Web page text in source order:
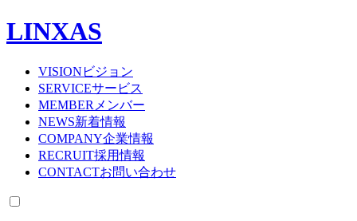
LINXAS
VISION ビジョン
SERVICEサービス
MEMBER メンバー
NEWS新着情報
COMPANY企業情報
RECRUIT採用情報
CONTACTお問い合わせ